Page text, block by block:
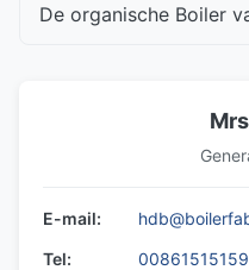
De organische Boiler
E-mail:
Tel: